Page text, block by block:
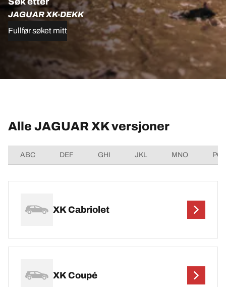
JAGUAR XK-DEKK
Fullfør søket mitt
Alle JAGUAR XK versjoner
ABC DEF GHI JKL MNO
XK Cabriolet
XK Coupé